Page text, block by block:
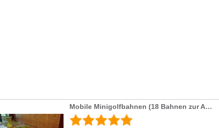
Mobile Minigolfbahnen (18 Bahnen zur Auswahl)